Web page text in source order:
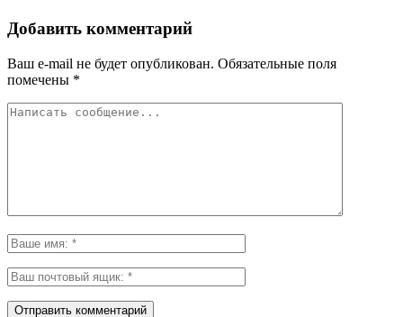
Добавить комментарий
Ваш e-mail не будет опубликован. Обязательные поля
помечены *